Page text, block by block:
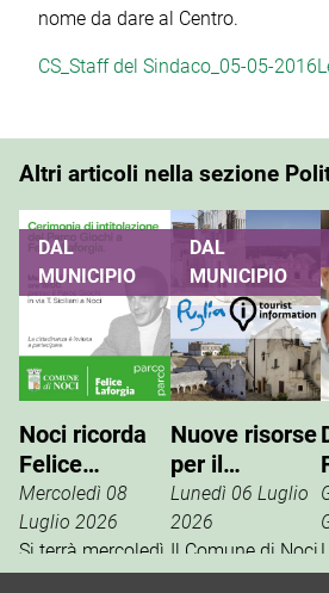
nome da dare al Centro.
CS_Staff del Sindaco_05-05-
Altri articoli nella sezione
DAL
MUNICIPIO
Noci ricorda
Felice
Laforgia, il
parco giochi
di via Siciliani
Mercoledì 08
Luglio 2026
Si terrà mercoledì
15 luglio, alle ore
DAL
MUNICIPIO
Nuove risorse
per il
potenziamento
dell’info point
turistico
Lunedì 06 Luglio
2026
Il Comune di Noci
è tra i beneficiari